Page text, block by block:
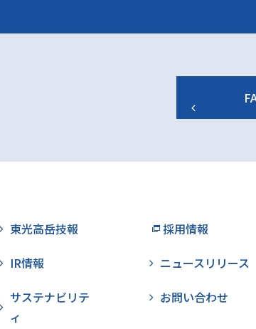
東光高岳技報
IR情報
サステナビリテ
ィ
採用情報
ニュースリリース
お問い合わせ